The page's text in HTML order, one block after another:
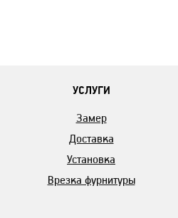
УСЛУГИ
Замер
Доставка
Установка
Врезка фурнитуры